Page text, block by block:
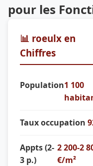
pour les
📊 roeulx en
Chiffres
Population1 100
Taux occupation
Appts (2-
3 p.)
2 200-2
€/m²